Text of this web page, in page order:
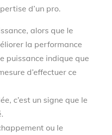
d’un pro.
alors que le
la performance
puissance indique que
d’effectuer ce
c’est un signe que le
ou le